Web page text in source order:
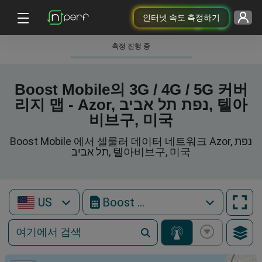
인터넷 속도 측정하기
측정 진행 중
Boost Mobile의 3G / 4G / 5G 커버
리지 맵 - Azor, נפת תל אביב, 텔아
비브구, 미국
Boost Mobile 에서 셀룰러 데이터 네트워크 Azor, נפת
תל אביב, 텔아비브구, 미국
US Boost Mobile